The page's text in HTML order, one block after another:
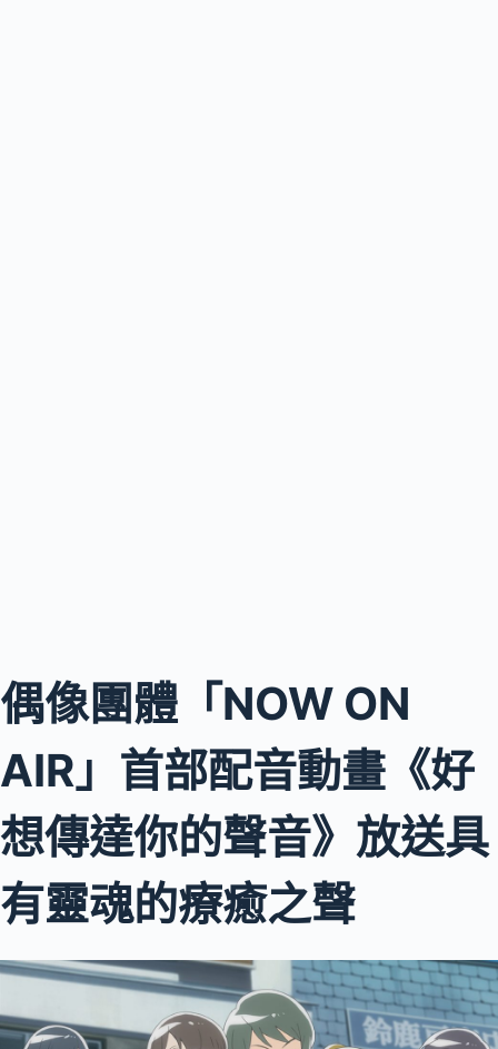
偶像團體「NOW ON
AIR」首部配音動畫《好
想傳達你的聲音》放送具
有靈魂的療癒之聲